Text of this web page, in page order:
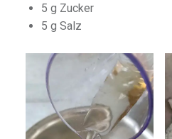
5 g Zucker
5 g Salz